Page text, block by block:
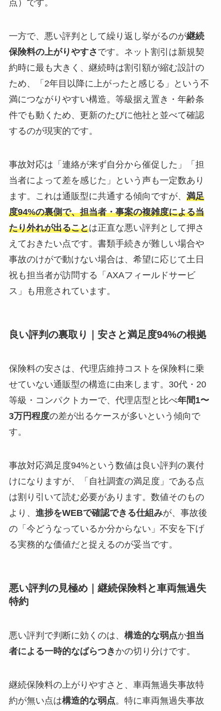
点）です。
一方で、悪い評判として繰り返し挙がるのが継続
保険料の上がりやすさ です。ネット割引は新規契
約時に最も大きく、継続時は割引額が縮む設計の
ため、「2年目以降に上がったと感じる」という不
満につながりやすい構造。等級据え置き・年齢条
件でも動くため、更新のたびに他社と並べて確認
するのが現実的です。
事故対応は「連絡が来ず自分から催促した」「担
当者によって差を感じた」という声も一定数あり
ます。これは通販型に共通する傾向ですが、 満足
度94%の裏側で、担当者・事案の複雑度による当
たり外れが出ることは正直な悪い評判として押さ
えておきたい点です。書類手続きが難しい場合や
事故のけがで動けない場合は、希望に応じて土日
祝も担当者が訪問する「AXAフィールドサービ
ス」も用意されています。
良い評判の裏取り｜安さと満足度94%の根拠
保険料の安さは、代理店維持コストを保険料に乗
せていない通販型の構造に由来します。30代・20
等級・コンパクトカーで、代理店型と比べ年間1〜
3万円程度の差が出るケースが多いという傾向で
す。
事故対応満足度94%という数値は良い評判の裏付
けになりますが、「自社調査の満足度」である点
は割り引いて読む必要があります。数値そのもの
より、 進捗をWEBで確認できる仕組みが、事故後
の「今どうなっているか分からない」不安を下げ
る実務的な価値だと捉えるのが妥当です。
悪い評判の見極め｜継続保険料と車両無過失
特約
悪い評判で判断に効くのは、 構造的な弱点か担当
者による一時的なばらつき かの切り分けです。
継続保険料の上がりやすさと、車両無過失事故特
約が無い点は構造的な弱点。特に車両無過失事故